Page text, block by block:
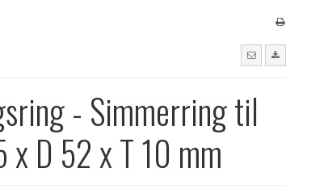
- Simmerring til
D 52 x T 10 mm